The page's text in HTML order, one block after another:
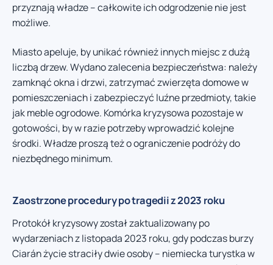
przyznają władze – całkowite ich odgrodzenie nie jest
możliwe.
Miasto apeluje, by unikać również innych miejsc z dużą
liczbą drzew. Wydano zalecenia bezpieczeństwa: należy
zamknąć okna i drzwi, zatrzymać zwierzęta domowe w
pomieszczeniach i zabezpieczyć luźne przedmioty, takie
jak meble ogrodowe. Komórka kryzysowa pozostaje w
gotowości, by w razie potrzeby wprowadzić kolejne
środki. Władze proszą też o ograniczenie podróży do
niezbędnego minimum.
Zaostrzone procedury po tragedii z 2023 roku
Protokół kryzysowy został zaktualizowany po
wydarzeniach z listopada 2023 roku, gdy podczas burzy
Ciarán życie straciły dwie osoby – niemiecka turystka w